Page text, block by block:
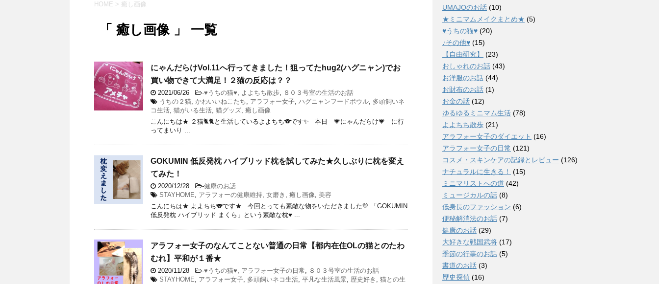
HOME > 癒し画像
「 癒し画像 」 一覧
にゃんだらけVol.11へ行ってきました！狙ってたhug2(ハグニャン)でお
買い物できて大満足！２猫の反応は？？
2021/06/26 -♥うちの猫♥, よよちち散歩, ８０３号室の生活のお話
うちの２猫, かわいいねこたち, アラフォー女子, ハグニャンフードボウル, 多頭飼いネ
コ生活, 猫がいる生活, 猫グッズ, 癒し画像
こんにちは★ ２猫🐈🐈と生活しているよよちち🐨です✨ 本日 💗にゃんだらけ💗 に行
ってまいり ...
GOKUMIN 低反発枕 ハイブリッド枕を試してみた★久しぶりに枕を変え
てみた！
2020/12/28 -健康のお話
STAYHOME, アラフォーの健康維持, 女磨き , 癒し画像, 美容
こんにちは★ よよちち🐨です★ 今回とっても素敵な物をいただきました💛 「GOKUMIN
低反発枕 ハイブリッド まくら」という素敵な枕♥ ...
アラフォー女子のなんてことない普通の日常【都内在住OLの猫とのたわ
むれ】平和が１番★
2020/11/28 -♥うちの猫♥, アラフォー女子の日常, ８０３号室の生活のお話
STAYHOME, アラフォー女子, 多頭飼いネコ生活, 平凡な生活風景, 歴史好き , 猫との生
UMAJOのお話 (10)
★ミニマムメイクまとめ★ (5)
♥うちの猫♥ (20)
♪その他♥ (15)
【自由研究】
(23)
おしゃれのお話 (43)
お洋服のお話 (44)
お財布のお話 (1)
お金の話 (12)
ゆるゆるミニマム生活 (78)
よよちち散歩 (21)
アラフォー女子のダイエット (16)
アラフォー女子の日常 (121)
コスメ・スキンケアの記録とレビュー (126)
ナチュラルに生きる！
(15)
ミニマリストへの道 (42)
ミュージカルの話 (8)
低身長のファッション (6)
便秘解消法のお話 (7)
健康のお話 (29)
大好きな戦国武将 (17)
季節の行事のお話 (5)
書道のお話 (3)
歴史探偵 (16)